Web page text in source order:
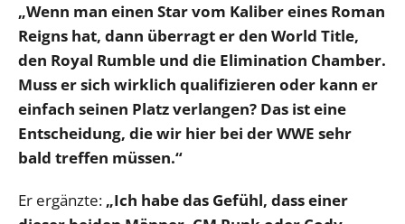
„Wenn man einen Star vom Kaliber eines Roman
Reigns hat, dann überragt er den World Title,
den Royal Rumble und die Elimination Chamber.
Muss er sich wirklich qualifizieren oder kann er
einfach seinen Platz verlangen? Das ist eine
Entscheidung, die wir hier bei der WWE sehr
bald treffen müssen.“
Er ergänzte: „Ich habe das Gefühl, dass einer